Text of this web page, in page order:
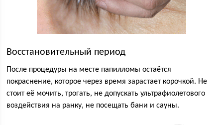
Восстановительный период
После процедуры на месте папилломы остаётся
покраснение, которое через время зарастает корочкой. Не
стоит её мочить, трогать, не допускать ультрафиолетового
воздействия на ранку, не посещать бани и сауны.